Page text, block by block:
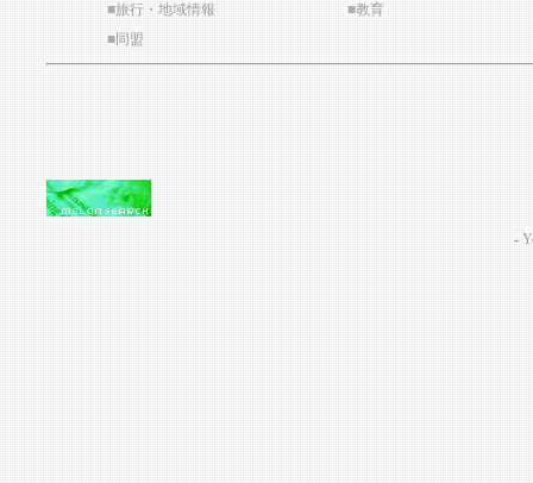
■旅行・地域情報 ■教育
■同盟
-